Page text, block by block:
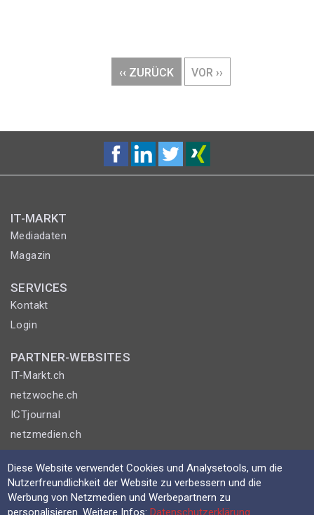
VORHERIGE
‹‹ ZURÜCK
NÄCHSTE
VOR ››
IT-MARKT
Mediadaten
Magazin
SERVICES
Kontakt
Login
PARTNER-WEBSITES
IT-Markt.ch
netzwoche.ch
ICTjournal
netzmedien.ch
© NETZMEDIEN AG 2026
Impressum
AGB
Diese Website verwendet Cookies und Analysetools, um die
Nutzerfreundlichkeit der Website zu verbessern und die
Werbung von Netzmedien und Werbepartnern zu
personalisieren. Weitere Infos:Datenschutzerklärung